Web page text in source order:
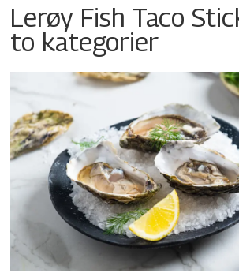
Lerøy Fish Taco
to kategorier